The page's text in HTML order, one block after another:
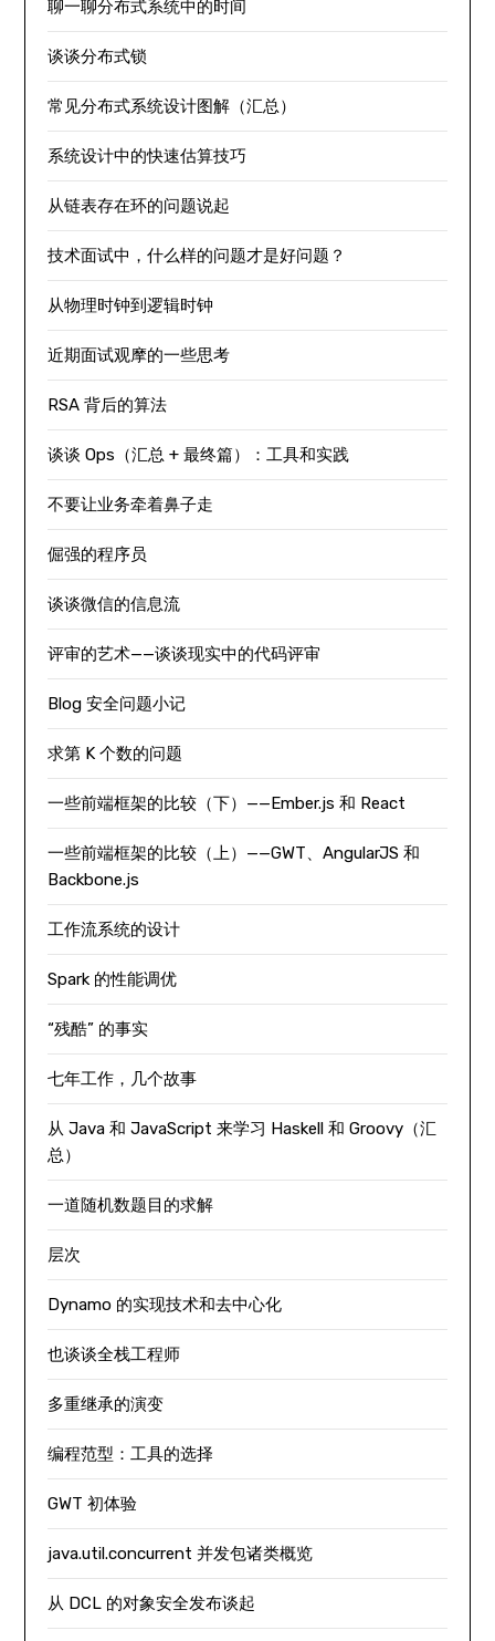
聊一聊分布式系统中的时间
谈谈分布式锁
常见分布式系统设计图解（汇总）
系统设计中的快速估算技巧
从链表存在环的问题说起
技术面试中，什么样的问题才是好问题？
从物理时钟到逻辑时钟
近期面试观摩的一些思考
RSA 背后的算法
谈谈 Ops（汇总 + 最终篇）：工具和实践
不要让业务牵着鼻子走
倔强的程序员
谈谈微信的信息流
评审的艺术——谈谈现实中的代码评审
Blog 安全问题小记
求第 K 个数的问题
一些前端框架的比较（下）——Ember.js 和 React
一些前端框架的比较（上）——GWT、AngularJS 和
Backbone.js
工作流系统的设计
Spark 的性能调优
“残酷” 的事实
七年工作，几个故事
从 Java 和 JavaScript 来学习 Haskell 和 Groovy（汇
总）
一道随机数题目的求解
层次
Dynamo 的实现技术和去中心化
也谈谈全栈工程师
多重继承的演变
编程范型：工具的选择
GWT 初体验
java.util.concurrent 并发包诸类概览
从 DCL 的对象安全发布谈起